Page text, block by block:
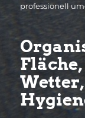
professionell